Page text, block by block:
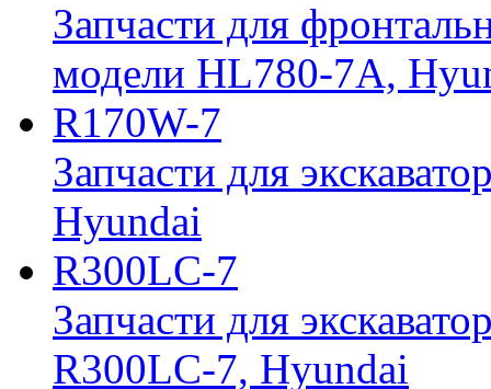
Запчасти для
модели HL780-7A,
R170W-7
Запчасти для
Hyundai
R300LC-7
Запчасти для
R300LC-7, Hyundai